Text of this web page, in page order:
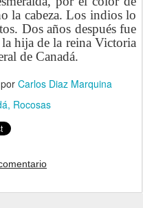
la cabeza. Los indios lo
Dos años después fue
hija de la reina Victoria
de Canadá.
por Carlos Diaz Marquina
Rocosas